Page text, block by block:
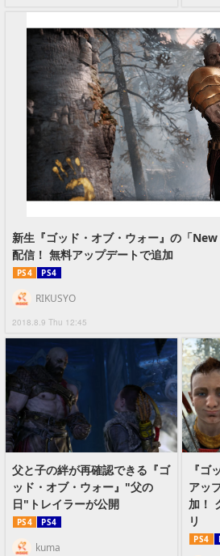
新生『ゴッド・オブ・ウォー』の「
配信！ 無料アップデートで追加
PS4 PS4
2018.8.9 Thu 12:45
RIKUSYO
父と子の絆が再確認できる『ゴ
ッド・オブ・ウォー』"父の
日"トレイラーが公開
PS4 PS4
kuma
『ゴ
アッ
加！
リ
PS4